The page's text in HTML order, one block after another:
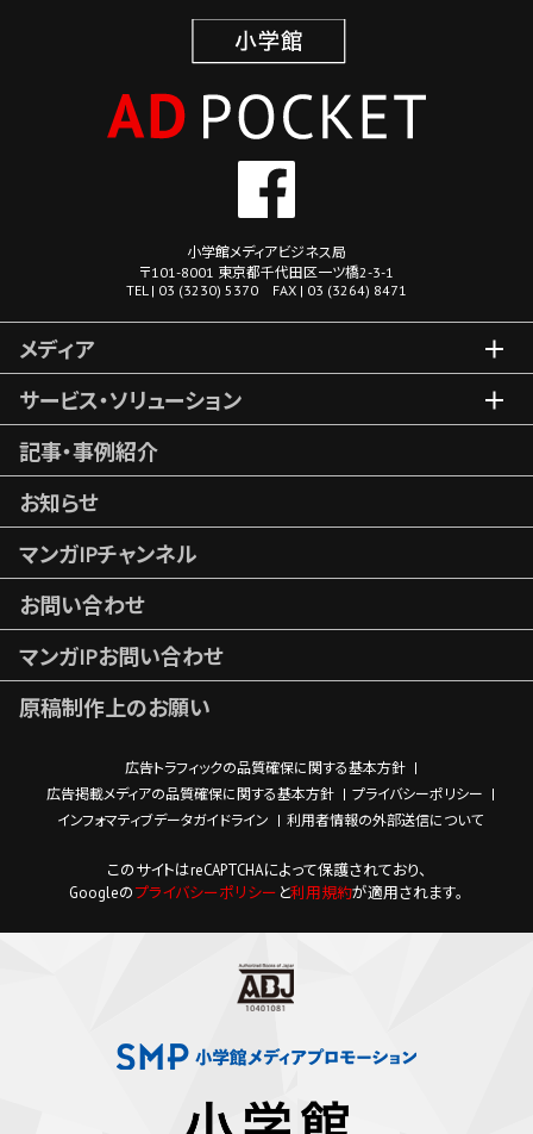
小学館メディアビジネス局
〒101-8001 東京都千代田区一ツ橋2-3-1
TEL | 03 (3230) 5370 FAX | 03 (3264) 8471
メディア
サービス・ソリューション
記事・事例紹介
お知らせ
マンガIPチャンネル
お問い合わせ
マンガIPお問い合わせ
原稿制作上のお願い
広告トラフィックの品質確保に関する基本方針
広告掲載メディアの品質確保に関する基本方針
プライバシーポリシー
インフォマティブデータガイドライン
利用者情報の外部送信について
このサイトはreCAPTCHAによって保護されており、
Googleのプライバシーポリシー と利用規約が適用されます。